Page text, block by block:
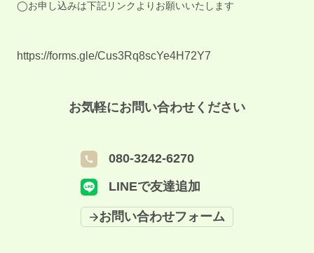
◯お申し込みは下記リンクよりお願いいたします
https://forms.gle/Cus3Rq8scYe4H72Y7
お気軽にお問い合わせください
080-3242-6270
LINEで友達追加
お問い合わせフォーム